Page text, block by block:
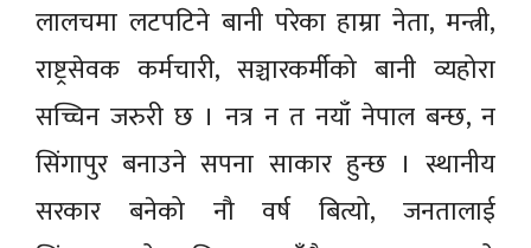
लालचमा लटपटिने बानी परेका हाम्रा नेता, मन्त्री,
राष्ट्रसेवक कर्मचारी, सञ्चारकर्मीको बानी व्यहोरा
सच्चिन जरुरी छ । नत्र न त नयाँ नेपाल बन्छ, न
सिंगापुर बनाउने सपना साकार हुन्छ । स्थानीय
सरकार बनेको नौ वर्ष बित्यो, जनतालाई